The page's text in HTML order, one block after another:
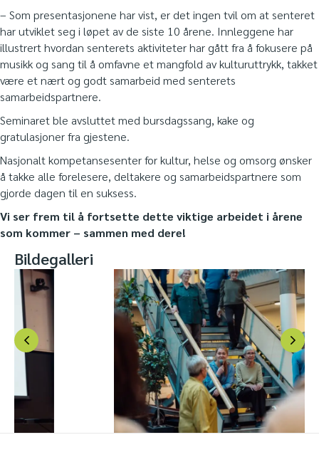
– Som presentasjonene har vist, er det ingen tvil om at senteret
har utviklet seg i løpet av de siste 10 årene. Innleggene har
illustrert hvordan senterets aktiviteter har gått fra å fokusere på
musikk og sang til å omfavne et mangfold av kulturuttrykk, takket
være et nært og godt samarbeid med senterets
samarbeidspartnere.
Seminaret ble avsluttet med bursdagssang, kake og
gratulasjoner fra gjestene.
Nasjonalt kompetansesenter for kultur, helse og omsorg ønsker
å takke alle forelesere, deltakere og samarbeidspartnere som
gjorde dagen til en suksess.
Vi ser frem til å fortsette dette viktige arbeidet i årene
som kommer – sammen med dere!
Bildegalleri